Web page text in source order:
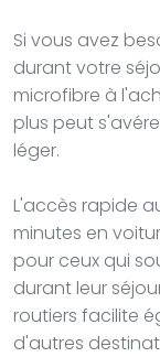
Si vous avez
durant votre
microfibre à
plus peut
léger.
L'accès rapide
minutes en
pour ceux qui
durant leur
routiers facilite
d'autres